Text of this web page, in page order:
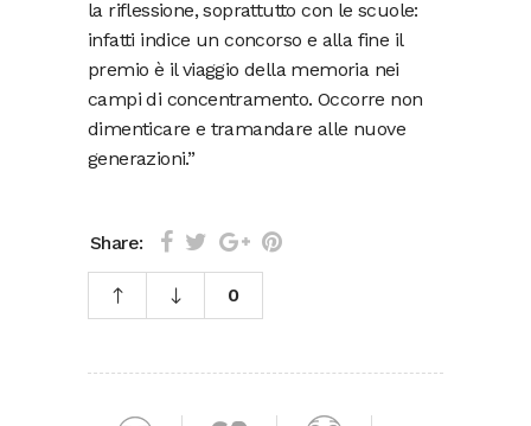
la riflessione, soprattutto con le scuole:
infatti indice un concorso e alla fine il
premio è il viaggio della memoria nei
campi di concentramento. Occorre non
dimenticare e tramandare alle nuove
generazioni.”
Share:
0